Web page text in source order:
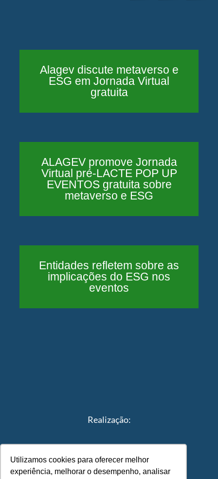
Utilizamos cookies para oferecer melhor
experiência, melhorar o desempenho, analisar
Alagev discute metaverso e
ESG em Jornada Virtual
gratuita
ALAGEV promove Jornada
Virtual pré-LACTE POP UP
EVENTOS gratuita sobre
metaverso e ESG
Entidades refletem sobre as
implicações do ESG nos
eventos
Realização: